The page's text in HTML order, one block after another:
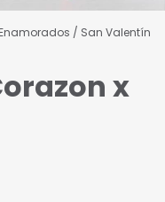
/ San Valentín
x